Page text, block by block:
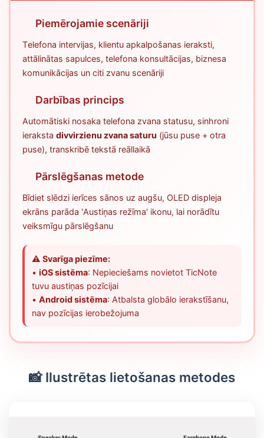
Piemērojamie scenāriji
Telefona intervijas, klientu apkalpošanas ieraksti,
attālinātas sapulces, telefona konsultācijas, biznesa
komunikācijas un citi zvanu scenāriji
Darbības princips
Automātiski nosaka telefona zvana statusu, sinhroni
ieraksta divvirzienu zvana saturu (jūsu puse + otra
puse), transkribē tekstā reāllaikā
Pārslēgšanas metode
Bīdiet slēdzi ierīces sānos uz augšu, OLED displeja
ekrāns parāda 'Austiņas režīma' ikonu, lai norādītu
veiksmīgu pārslēgšanu
⚠️ Svarīga piezīme:
• iOS sistēma: Nepieciešams novietot TicNote
tuvu austiņas pozīcijai
• Android sistēma: Atbalsta globālo ierakstīšanu,
nav pozīcijas ierobežojuma
📸 Ilustrētas lietošanas metodes